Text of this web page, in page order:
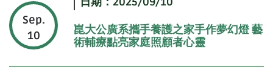
Sep.
10
崑大公廣系攜手養護之家手作夢幻燈 藝
術輔療點亮家庭照顧者心靈